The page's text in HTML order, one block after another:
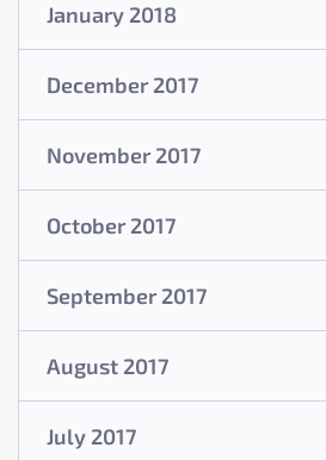
January 2018
December 2017
November 2017
October 2017
September 2017
August 2017
July 2017